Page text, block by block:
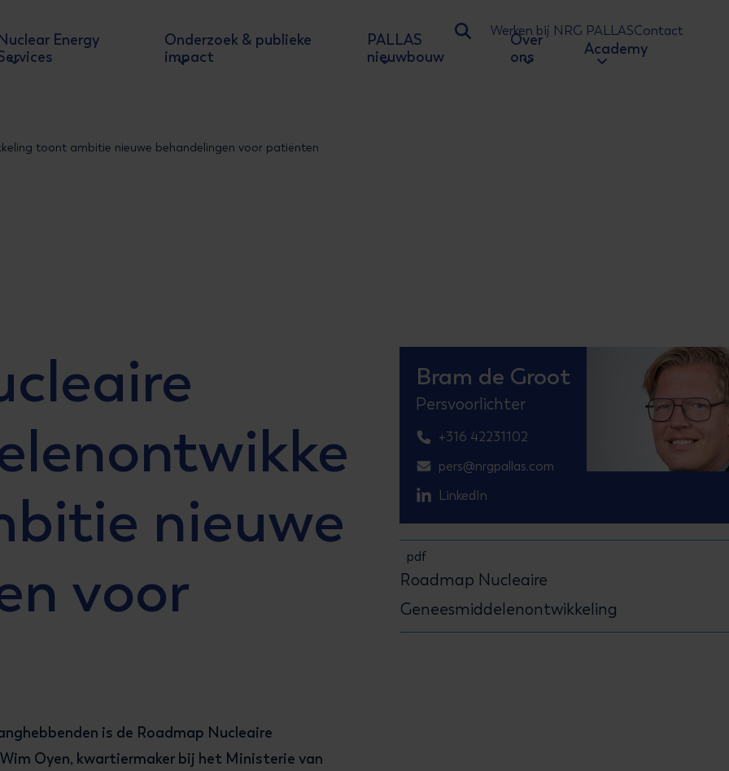
Ga naar zoeken
Werken bij NRG PALLASContact
Nuclear Energy
Onderzoek & publieke
impact
PALLAS
nieuwbouw
Over
ons
Academy
toont ambitie nieuwe behandelingen voor patiënten
nieuwe
voor
is de Roadmap Nucleaire
Oyen, kwartiermaker bij het Ministerie van
Bram de Groot
Persvoorlichter
+316 42231102
pers@nrgpallas.com
LinkedIn
pdf
Roadmap Nucleaire
Geneesmiddelenontwikkeling